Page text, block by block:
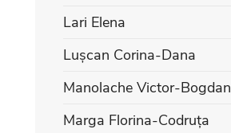
Lari Elena
Lușcan Corina-Dana
Manolache Victor-Bogdan
Marga Florina-Codruța